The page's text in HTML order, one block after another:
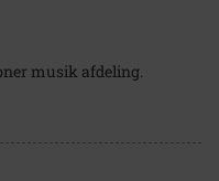
musik afdeling.